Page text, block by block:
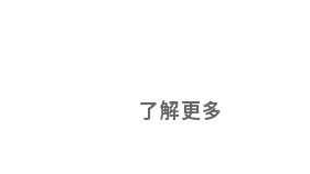
了解更多